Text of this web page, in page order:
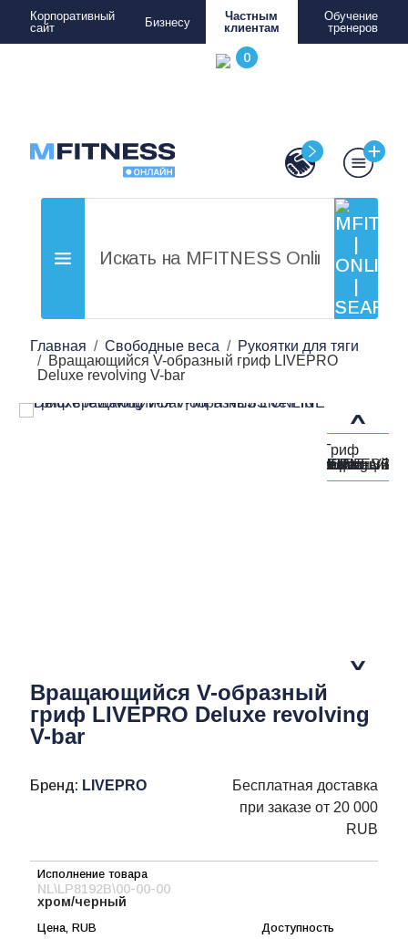
Корпоративный
сайт
Бизнесу
Частным
клиентам
Обучение
тренеров
Главная Свободные веса
Рукоятки для тяги
Вращающийся V-образный гриф LIVEPRO
Deluxe revolving V-bar
Вращающийся V-образный
гриф LIVEPRO Deluxe revolving
V-bar
Бренд: LIVEPRO
Бесплатная доставка
при заказе от 20 000
RUB
NL\LP8192B\00-00-00
хром/черный